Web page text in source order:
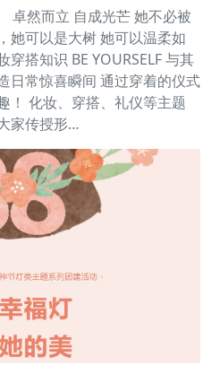
卓然而立 自成光芒 她不必被
她可以是大树 她可以温柔如
搭知识 BE YOURSELF 与其
日常惊喜瞬间 通过穿着的仪式
！ 化妆、穿搭、礼仪等主题
家传授形…